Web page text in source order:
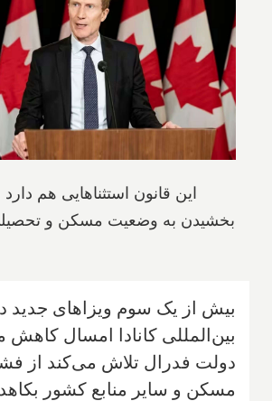
این قانون استثناهایی هم
بخشیدن به وضعیت مسکن و
بیش از یک سوم ویزاهای جدید
بین‌المللی کانادا امسال کاهش
دولت فدرال تلاش می‌کند از
مسکن و سایر منابع کشور